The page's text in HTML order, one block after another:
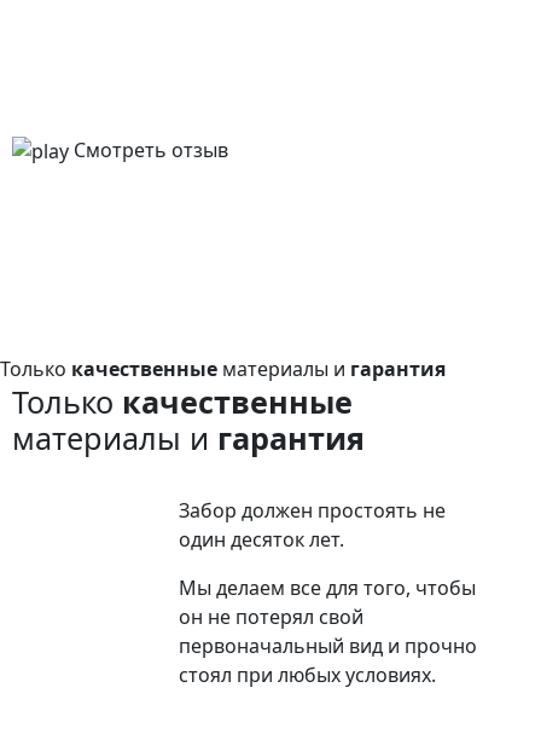
Смотреть отзыв
Только качественные материалы и гарантия
Только качественные
материалы и гарантия
Забор должен простоять не
один десяток лет.
Мы делаем все для того, чтобы
он не потерял свой
первоначальный вид и прочно
стоял при любых условиях.